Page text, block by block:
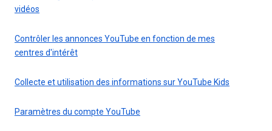
vidéos
Contrôler les annonces YouTube en fonction de mes
centres d'intérêt
Collecte et utilisation des informations sur YouTube Kids
Paramètres du compte YouTube